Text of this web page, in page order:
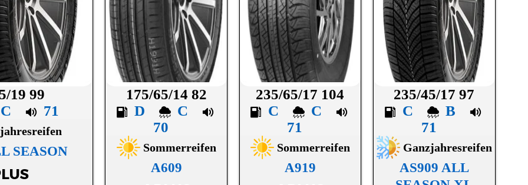
19 99
C 71
SEASON
175/65/14 82
D
C
70
Sommerreifen
A609
235/65/17 104
C
C
71
Sommerreifen
A919
235/45/17 97
C
B
71
Ganzjahresreifen
AS909 ALL